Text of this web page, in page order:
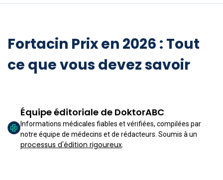
Fortacin Prix en 2026 : Tout
ce que vous devez savoir
Équipe éditoriale de DoktorABC
Informations médicales fiables et vérifiées, compilées par
notre équipe de médecins et de rédacteurs. Soumis à un
processus d'édition rigoureux.